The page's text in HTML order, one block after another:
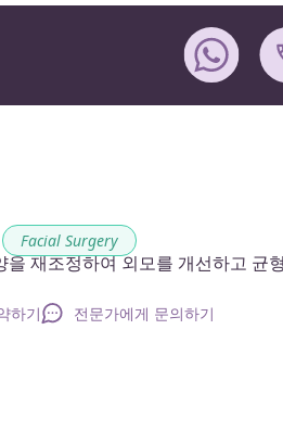
, Facial Surgery
을 재조정하여 외모를 개선하고 균
하기 전문가에게 문의하기